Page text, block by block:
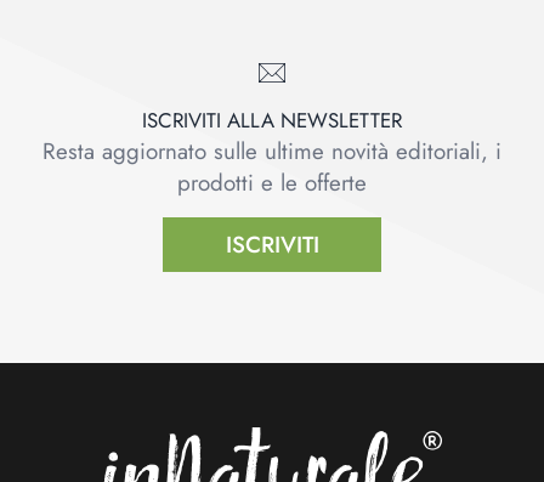
ISCRIVITI ALLA NEWSLETTER
Resta aggiornato sulle ultime novità editoriali, i
prodotti e le offerte
ISCRIVITI